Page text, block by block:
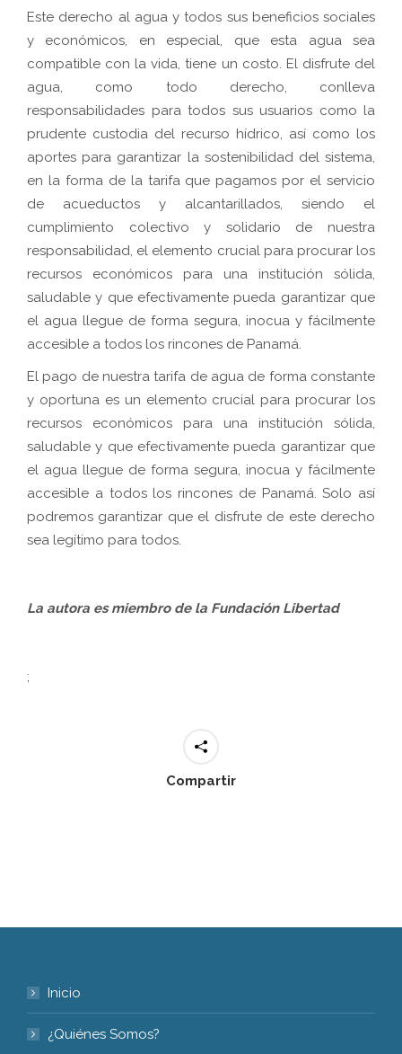
Este derecho al agua y todos sus beneficios sociales
y económicos, en especial, que esta agua sea
compatible con la vida, tiene un costo. El disfrute del
agua, como todo derecho, conlleva
responsabilidades para todos sus usuarios como la
prudente custodia del recurso hídrico, así como los
aportes para garantizar la sostenibilidad del sistema,
en la forma de la tarifa que pagamos por el servicio
de acueductos y alcantarillados, siendo el
cumplimiento colectivo y solidario de nuestra
responsabilidad, el elemento crucial para procurar los
recursos económicos para una institución sólida,
saludable y que efectivamente pueda garantizar que
el agua llegue de forma segura, inocua y fácilmente
accesible a todos los rincones de Panamá.
El pago de nuestra tarifa de agua de forma constante
y oportuna es un elemento crucial para procurar los
recursos económicos para una institución sólida,
saludable y que efectivamente pueda garantizar que
el agua llegue de forma segura, inocua y fácilmente
accesible a todos los rincones de Panamá. Solo así
podremos garantizar que el disfrute de este derecho
sea legítimo para todos.
La autora es miembro de la Fundación Libertad
;
Compartir
Inicio
¿Quiénes Somos?